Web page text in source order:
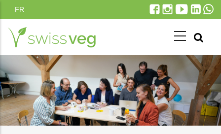
au
contenu
principal
FR